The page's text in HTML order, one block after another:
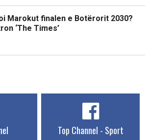
Marokut finalen e Botërorit 2030?
‘The Times’
Top Channel - Sport